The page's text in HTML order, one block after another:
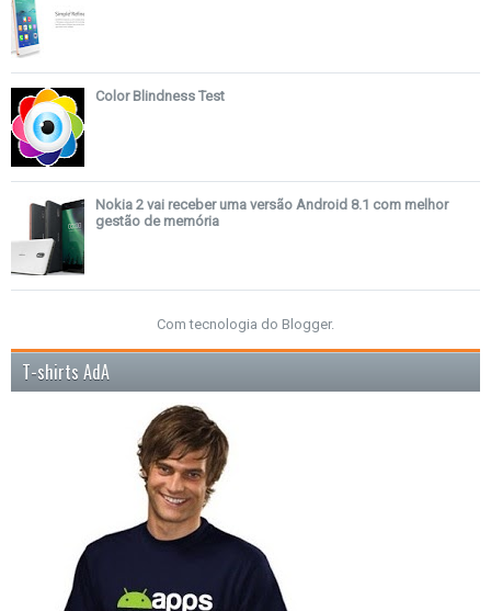
Color Blindness Test
Nokia 2 vai receber uma versão Android 8.1 com melhor
gestão de memória
Com tecnologia do Blogger.
T-shirts AdA